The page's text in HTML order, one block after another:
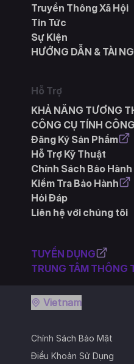
Truyền Thông Xã Hội
Tin Tức
Sự Kiện
HƯỚNG DẪN & TÀI
Hỗ Trợ
KHẢ NĂNG TƯƠNG
CÔNG CỤ TÍNH
Đăng Ký Sản Phẩm
Hỗ Trợ Kỹ Thuật
Chính Sách Bảo Hành
Kiểm Tra Bảo Hành
Hỏi Đáp
Liên hệ với chúng tôi
TUYỂN DỤNG
TRUNG TÂM THÔNG
Chính Sách Bảo Mật
Điều Khoản Sử Dụng
Vietnam